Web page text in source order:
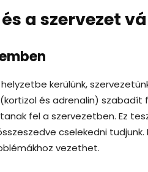
a szervezet
kerülünk,
és adrenalin) szabadít
fel a szervezetben. Ez
cselekedni
vezethet.